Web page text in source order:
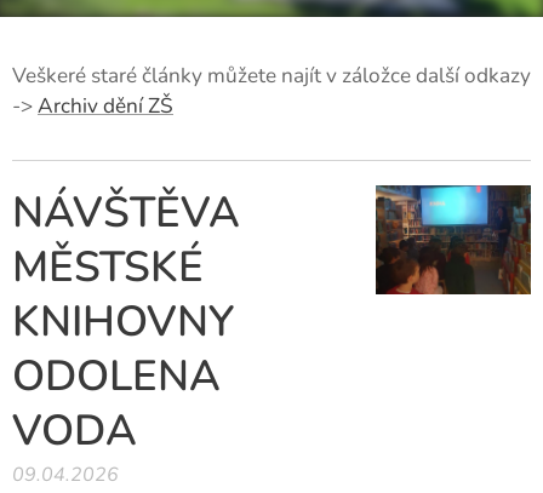
Veškeré staré články můžete najít v záložce další odkazy
->Archiv dění ZŠ
NÁVŠTĚVA
MĚSTSKÉ
KNIHOVNY
ODOLENA
VODA
09.04.2026